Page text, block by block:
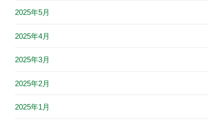
2025年5月
2025年4月
2025年3月
2025年2月
2025年1月